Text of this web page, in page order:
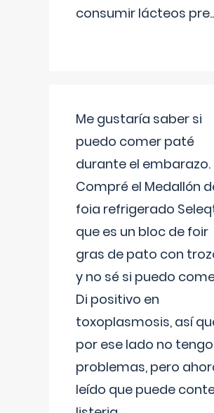
consumir lácteos pre
Me gustaría saber si
puedo comer paté
durante el embarazo.
Compré el Medallón
foia refrigerado
que es un bloc de foir
gras de pato con
y no sé si puedo
Di positivo en
toxoplasmosis, así
por ese lado no tengo
problemas, pero
leído que puede